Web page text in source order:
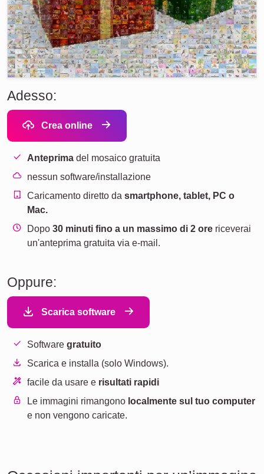
Adesso:
Crea online
Anteprima del mosaico gratuita
nessun software/installazione
Caricamento diretto dasmartphone, tablet, PC o
Mac.
Dopo30 minuti fino a un massimo di 2 ore riceverai
un'anteprima gratuita via e-mail.
Oppure:
Scarica software
Softwaregratuito
Scarica e installa (solo Windows).
facile da usare e risultati rapidi
Le immagini rimangono localmente sul tuo computer
e non vengono caricate.